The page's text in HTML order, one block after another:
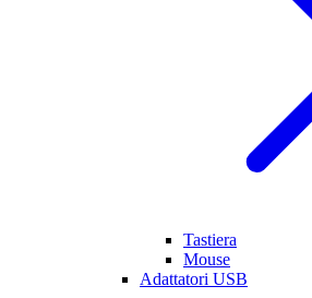
Tastiera
Mouse
Adattatori USB